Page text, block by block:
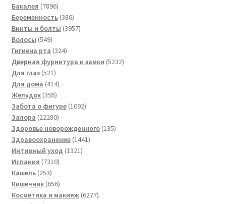
Бакалея 78967896
товаров
Беременность 386386
товаров
Винты и болты 39573957
Волосы 549549
товаров
Гигиена рта 324324
товара
Дверная фурнитура и замки 52325232
Для глаз 521521
товар
Для дома 414414
Желудок 395395
товаров
Забота о фигуре 10921092
Залора 2228022280
товаров
Здоровье новорожденного 135135
Здравоохранение 14411441
Интимный уход 13211321
Испания 73107310
Кашель 253253
товара
Кишечник 656656
товаров
Косметика и макияж 62776277